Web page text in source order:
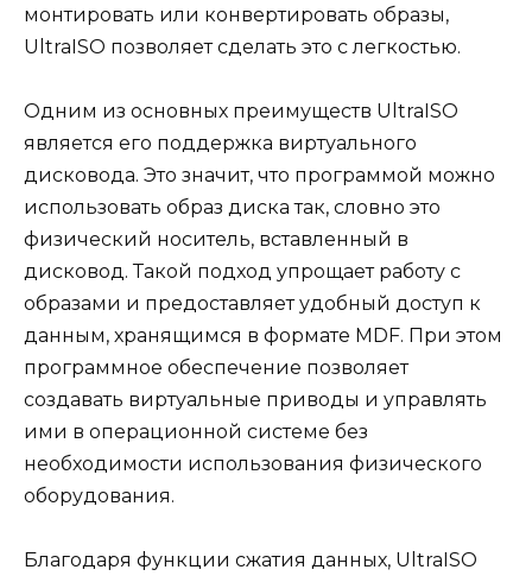
монтировать или конвертировать образы,
UltraISO позволяет сделать это с легкостью.
Одним из основных преимуществ UltraISO
является его поддержка виртуального
дисковода. Это значит, что программой можно
использовать образ диска так, словно это
физический носитель, вставленный в
дисковод. Такой подход упрощает работу с
образами и предоставляет удобный доступ к
данным, хранящимся в формате MDF. При этом
программное обеспечение позволяет
создавать виртуальные приводы и управлять
ими в операционной системе без
необходимости использования физического
оборудования.
Благодаря функции сжатия данных, UltraISO